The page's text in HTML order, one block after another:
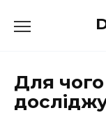
до
Для